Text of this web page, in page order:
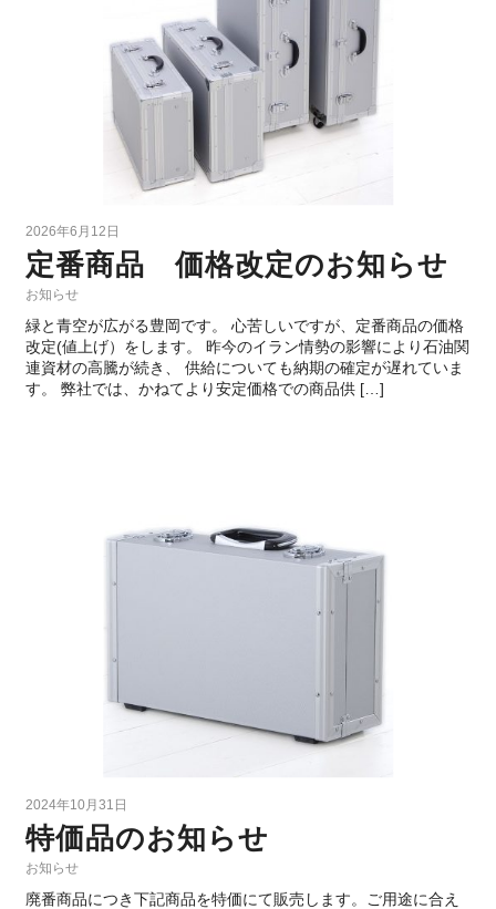
2026年6月12日
定番商品 価格改定のお知らせ
お知らせ
緑と青空が広がる豊岡です。 心苦しいですが、定番商品の価格
改定(値上げ）をします。 昨今のイラン情勢の影響により石油関
連資材の高騰が続き、 供給についても納期の確定が遅れていま
す。 弊社では、かねてより安定価格での商品供 […]
2024年10月31日
特価品のお知らせ
お知らせ
廃番商品につき下記商品を特価にて販売します。ご用途に合え